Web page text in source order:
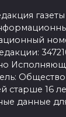
старше 16
данные